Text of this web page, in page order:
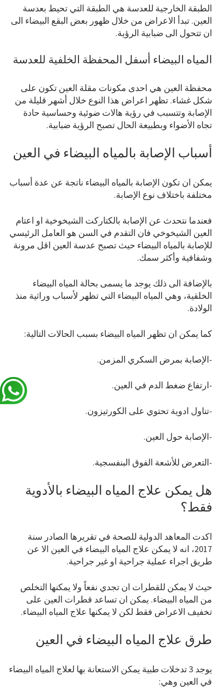
الطبقة الخارجية للعدسة هي الطبقة التي تحيط بعدسة
العين. تبدأ الاعراض من خلال ظهور بعض البقع البيضاء الى
ان تتحول الى ضبابية الرؤية.
المياه البيضاء أسفل المحفظة الخلفية للعدسة
محفظة العين هي احدى مكونات مقلة العين تكون على
شكل غشاء. تظهر اعراض هذا النوع خلال أشهر قليلة من
الإصابة وتتسبب في رؤية هالات ضوئية وحساسية حادة
تجاه الأضواء وبطبيعة الحال تصبح الرؤية ضبابية.
أسباب الإصابة بالمياه البيضاء في العين
يمكن ان تكون الإصابة بالمياه البيضاء ناتجة عن عدة أسباب
مختلفة باختلاف نوع الإصابة.
فعندما نتحدث عن الإصابة بالكتاركت الشيخوخية او اعتام
العين الشيخوخي فان التقدم في السن هو العامل الرئيسي
للإصابة بالمياه البيضاء حيث تصبح عدسة العين اقل مرونة
وشفافية وأكثر سمك.
بالإضافة الى ذلك يوجد ما يسمى بحالة المياه البيضاء
الخلقية، وهي المياه البيضاء التي تظهر لأسباب وراثية منذ
الولادة.
كما يمكن ان تظهر المياه البيضاء بسبب الحالات التالية:
-الإصابة بمرض السكري المزمن.
-ارتفاع ضغط الدم في العين.
-تناول ادوية تحتوي على الكورتيزون.
-الإصابة حول العين.
-التعرض للأشعة الفوق البنفسجية.
هل يمكن علاج المياه البيضاء بالأدوية
فقط؟
اكدت المعاهد الدولية للصحة في تقريرها الصادر سنة
2017، انه لا يمكن علاج المياه البيضاء في العين الا عن
طريق اجراء عملية جراحية او غير جراحية.
حيث لا يمكن للقطرات ان تجدي نفعاً ولا يمكنها التخلص
من المياه البيضاء. يمكن ان تساعد قطرات العين على
تخفيف الاعراض فقط لكن لا يمكنها علاج المياه البيضاء.
طرق علاج المياه البيضاء في العين
يوجد 3 تدخلات طبية يمكن الاستعانة بها لعلاج المياه البيضاء
في العين وهي: